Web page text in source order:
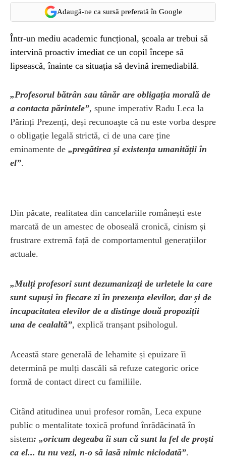
Adaugă-ne ca sursă preferată în Google
Într-un mediu academic funcțional, școala ar trebui să
intervină proactiv imediat ce un copil începe să
lipsească, înainte ca situația să devină iremediabilă.
„Profesorul bătrân sau tânăr are obligația morală de
a contacta părintele”, spune imperativ Radu Leca la
Părinți Prezenți, deși recunoaște că nu este vorba despre
o obligație legală strictă, ci de una care ține
eminamente de „pregătirea și existența umanității în
el”.
Din păcate, realitatea din cancelariile românești este
marcată de un amestec de oboseală cronică, cinism și
frustrare extremă față de comportamentul generațiilor
actuale.
„Mulți profesori sunt dezumanizați de urletele la care
sunt supuși în fiecare zi în prezența elevilor, dar și de
incapacitatea elevilor de a distinge două propoziții
una de cealaltă”, explică tranșant psihologul.
Această stare generală de lehamite și epuizare îi
determină pe mulți dascăli să refuze categoric orice
formă de contact direct cu familiile.
Citând atitudinea unui profesor român, Leca expune
public o mentalitate toxică profund înrădăcinată în
sistem: „oricum degeaba îi sun că sunt la fel de proști
ca el... tu nu vezi, n-o să iasă nimic niciodată”.